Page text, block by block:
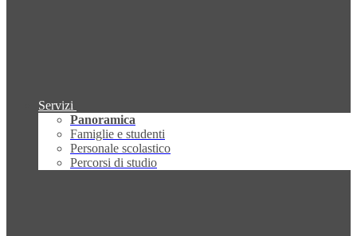
Servizi
Panoramica
Famiglie e studenti
Personale scolastico
Percorsi di studio